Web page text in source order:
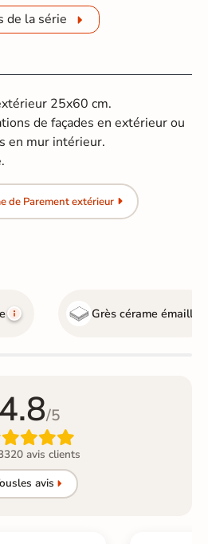
de la série
25x60 cm.
de façades en extérieur ou
en mur intérieur.
de Parement extérieur
Grès cérame émaillé
4.8/5
avis clients
les avis